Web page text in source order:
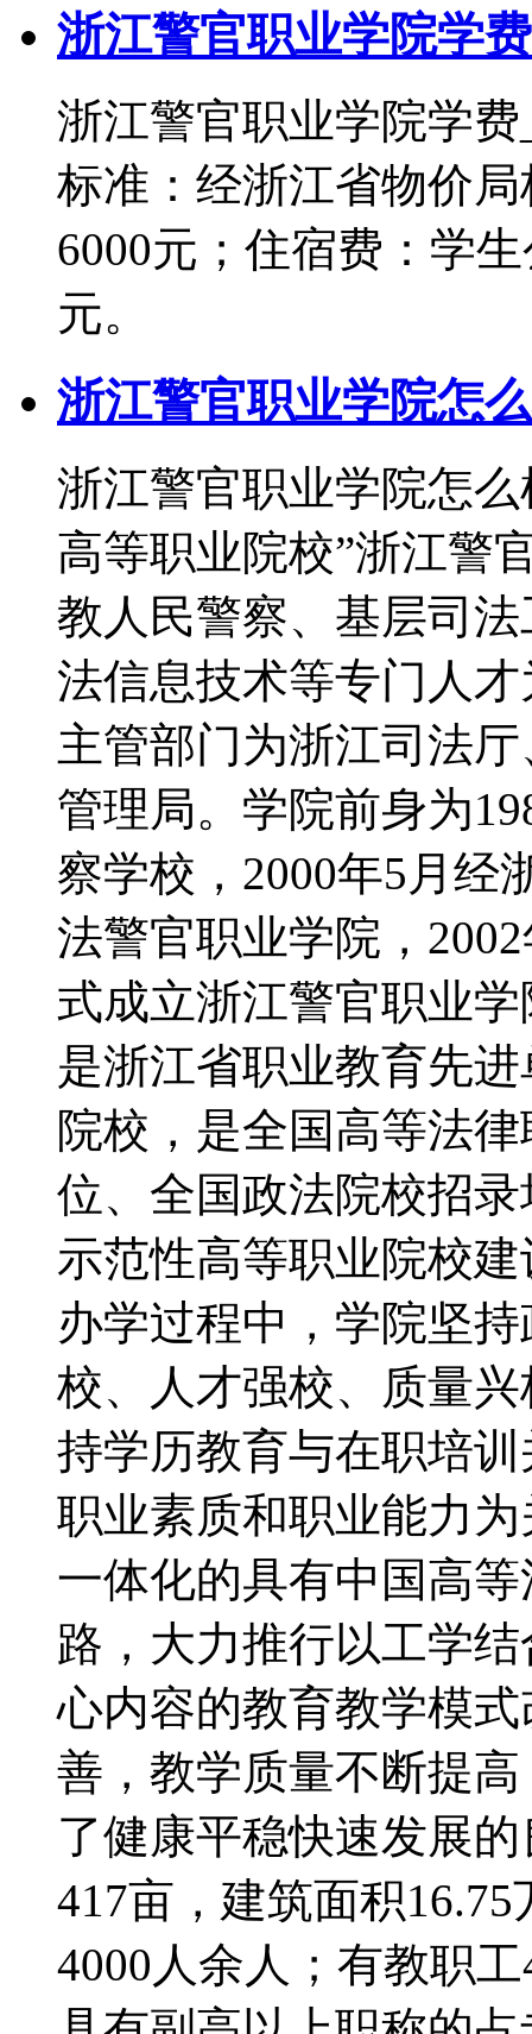
浙江警官职业学院学
浙江警官职业学院学
标准：经浙江省物价
6000元；住宿费：学
元。
浙江警官职业学院怎
浙江警官职业学院怎
高等职业院校”浙江警
教人民警察、基层司
法信息技术等专门人
主管部门为浙江司法
管理局。学院前身为
察学校，2000年5月经
法警官职业学院，
式成立浙江警官职业
是浙江省职业教育先
院校，是全国高等法
位、全国政法院校招
示范性高等职业院校
办学过程中，学院坚
校、人才强校、质量
持学历教育与在职培
职业素质和职业能力
一体化的具有中国高
路，大力推行以工学
心内容的教育教学模
善，教学质量不断提
了健康平稳快速发展
417亩，建筑面积
4000人余人；有教职